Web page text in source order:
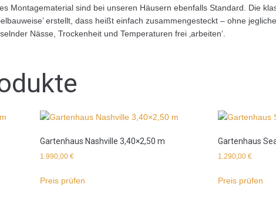
Montagematerial sind bei unseren Häusern ebenfalls Standard. Die
erstellt, dass heißt einfach zusammengesteckt – ohne
Nässe, Trockenheit und Temperaturen frei ‚arbeiten‘.
Gartenhaus Nashville 3,40×2,50 m
1.990,00€
Preis prüfen
Gartenhaus
1.290,00 €
Preis prüfen